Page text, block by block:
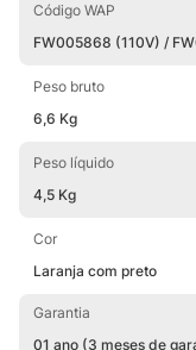
Código WAP
FW005868 (110V) /
Peso bruto
6,6 Kg
Peso líquido
4,5 Kg
Cor
Laranja com preto
Garantia
01 ano (3 meses de